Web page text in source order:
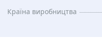
Країна виробництва